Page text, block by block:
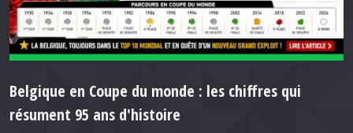
Belgique en Coupe du monde : les chiffres qui
résument 95 ans d'histoire